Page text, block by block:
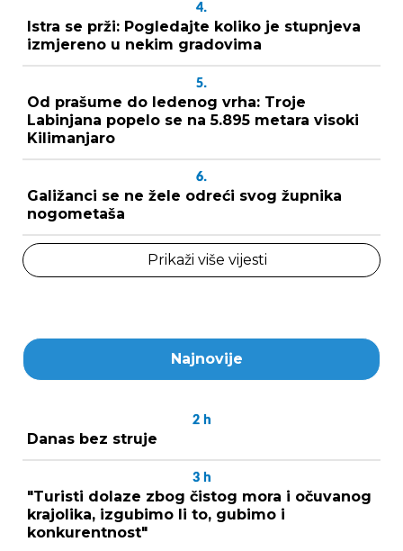
4.
Istra se prži: Pogledajte koliko je stupnjeva
izmjereno u nekim gradovima
5.
Od prašume do ledenog vrha: Troje
Labinjana popelo se na 5.895 metara visoki
Kilimanjaro
6.
Galižanci se ne žele odreći svog župnika
nogometaša
Prikaži više vijesti
Najnovije
2 h
Danas bez struje
3 h
"Turisti dolaze zbog čistog mora i očuvanog
krajolika, izgubimo li to, gubimo i
konkurentnost"